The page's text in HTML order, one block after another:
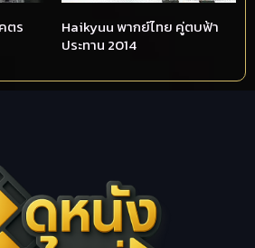
ตร
Haikyuu พากย์ไทย คู่ตบฟ้า
ประทาน 2014